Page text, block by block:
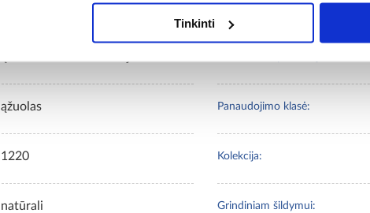
Tinkinti
LVT – PVC vinilo branduolys
ąžuolas
1220
natūrali
Storis [mm]:
Panaudojimo klasė:
Kolekcija:
Grindiniam šildymui: